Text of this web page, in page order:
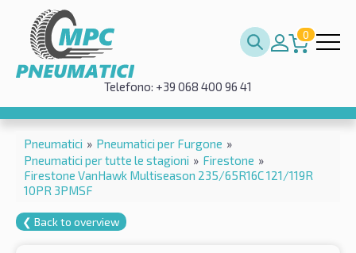
0
Telefono: +39 068 400 96 41
Pneumatici » Pneumatici per Furgone »
Pneumatici per tutte le stagioni » Firestone »
Firestone VanHawk Multiseason 235/65R16C 121/119R
10PR 3PMSF
❮ Back to overview